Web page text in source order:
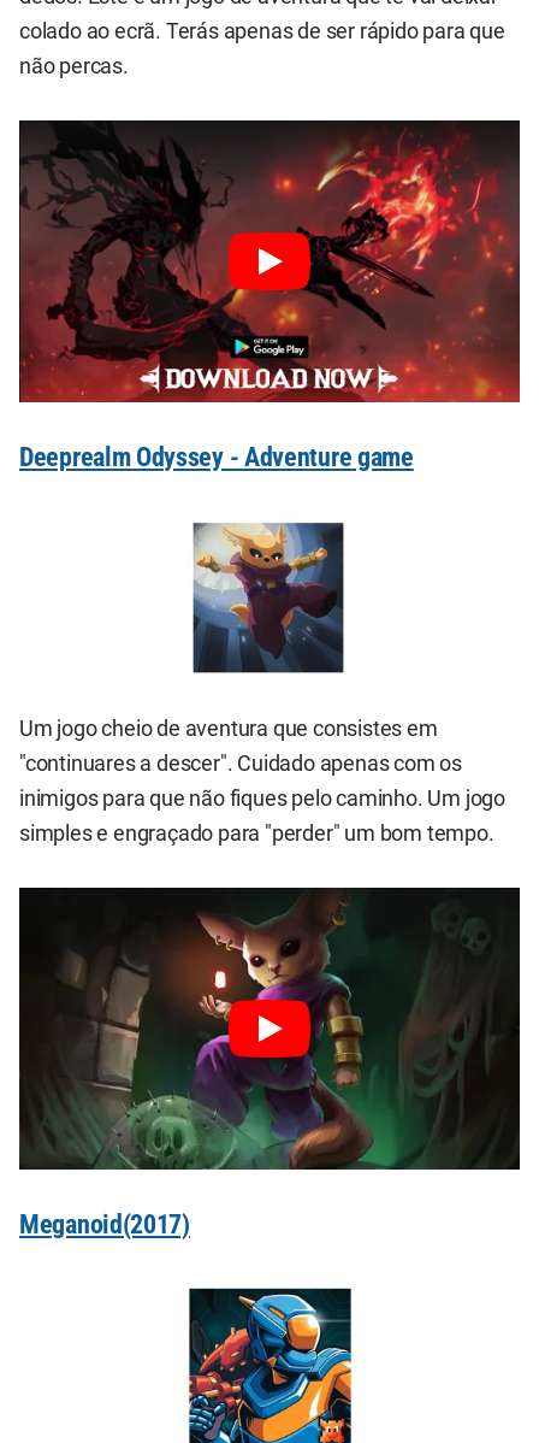
colado ao ecrã. Terás apenas de ser rápido para que
não percas.
Deeprealm Odyssey - Adventure game
Um jogo cheio de aventura que consistes em
"continuares a descer". Cuidado apenas com os
inimigos para que não fiques pelo caminho. Um jogo
simples e engraçado para "perder" um bom tempo.
Meganoid(2017)